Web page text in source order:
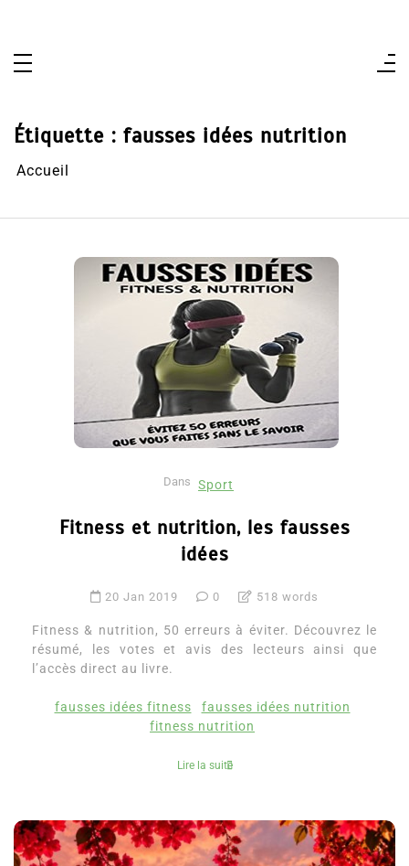
Étiquette : fausses idées nutrition
Accueil
Dans Sport
Fitness et nutrition, les fausses
idées
20 Jan 2019 0 518 words
Fitness & nutrition, 50 erreurs à éviter. Découvrez le
résumé, les votes et avis des lecteurs ainsi que
l’accès direct au livre.
fausses idées fitness
fausses idées nutrition
fitness nutrition
Lire la suite